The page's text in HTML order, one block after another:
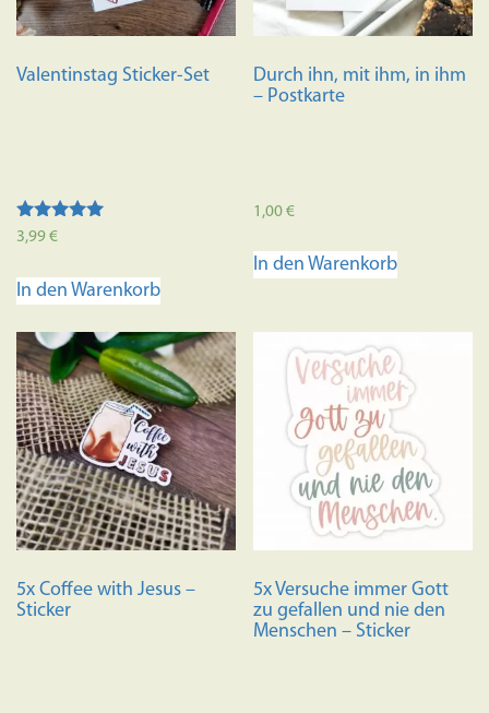
Valentinstag Sticker-Set
Bewertet mit
3,99€
In den Warenkorb
Durch ihn, mit ihm, in ihm
– Postkarte
1,00€
In den Warenkorb
5x Coffee with Jesus –
Sticker
5x Versuche immer Gott
zu gefallen und nie den
Menschen – Sticker